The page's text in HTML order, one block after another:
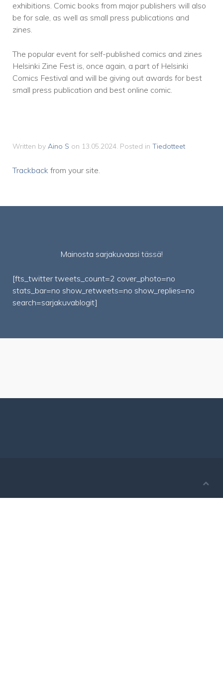
exhibitions. Comic books from major publishers will also
be for sale, as well as small press publications and
zines.
The popular event for self-published comics and zines
Helsinki Zine Fest is, once again, a part of Helsinki
Comics Festival and will be giving out awards for best
small press publication and best online comic.
Written by Aino S on 13.05.2024. Posted in Tiedotteet
Trackback from your site.
Mainosta sarjakuvaasi tässä!
[fts_twitter tweets_count=2 cover_photo=no
stats_bar=no show_retweets=no show_replies=no
search=sarjakuvablogit]